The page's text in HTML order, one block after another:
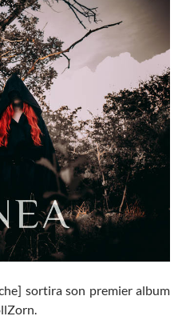
sortira son premier album